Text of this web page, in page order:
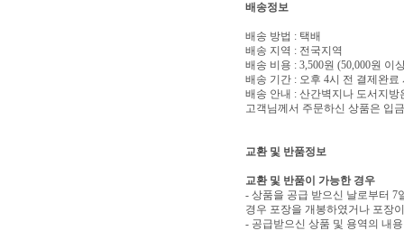
배송정보
배송 방법 : 택배
배송 지역 : 전국지역
배송 비용 : 3,500원 (50,000원 이
배송 기간 : 오후 4시 전 결제완료
배송 안내 : 산간벽지나 도서지
고객님께서 주문하신 상품은 입
교환 및 반품정보
교환 및 반품이 가능한 경우
- 상품을 공급 받으신 날로부터 7
경우 포장을 개봉하였거나 포장
- 공급받으신 상품 및 용역의 내